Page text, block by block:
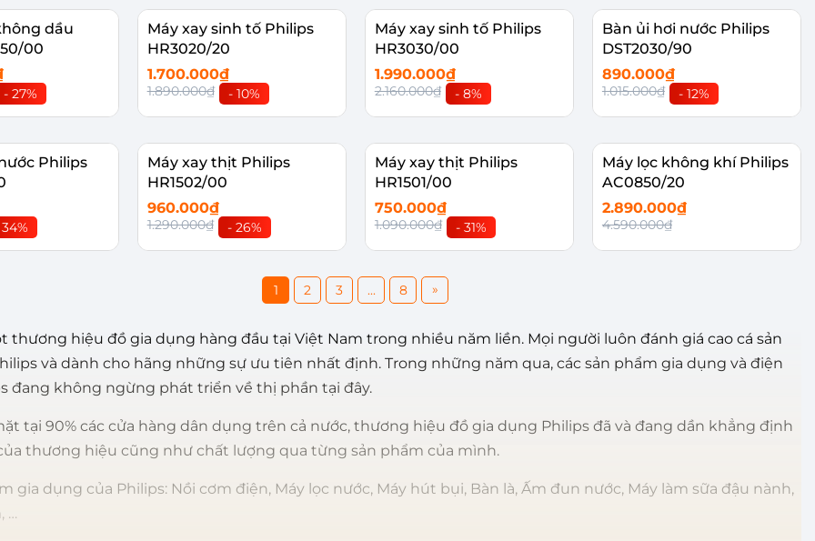
giỏ Thêm vào giỏ Thêm vào giỏ Thêm vào giỏ
dầu
00
- 27%
giỏ
Máy xay sinh tố Philips
HR3020/20
1.700.000₫
1.890.000₫ - 10%
Thêm vào giỏ
Máy xay sinh tố Philips
HR3030/00
1.990.000₫
2.160.000₫ - 8%
Thêm vào giỏ
Bàn ủi hơi nước Philips
DST2030/90
890.000₫
1.015.000₫ - 12%
Thêm vào giỏ
Philips
Máy xay thịt Philips
HR1502/00
960.000₫
1.290.000₫ - 26%
Máy xay thịt Philips
HR1501/00
750.000₫
1.090.000₫ - 31%
Thêm vào giỏ
Máy lọc không khí Philips
AC0850/20
2.890.000₫
4.590.000₫
1
2 3 ... 8 »
thương hiệu đồ gia dụng hàng đầu tại Việt Nam trong nhiều năm liền. Mọi người luôn đánh giá cao cá sản
và dành cho hãng những sự ưu tiên nhất định. Trong những năm qua, các sản phẩm gia dụng và điện
đang không ngừng phát triển về thị phần tại đây.
tại 90% các cửa hàng dân dụng trên cả nước, thương hiệu đồ gia dụng Philips đã và đang dần khẳng định
thương hiệu cũng như chất lượng qua từng sản phẩm của mình.
gia dụng của Philips: Nồi cơm điện, Máy lọc nước, Máy hút bụi, Bàn là, Ấm đun nước, Máy làm sữa đậu nành,
…